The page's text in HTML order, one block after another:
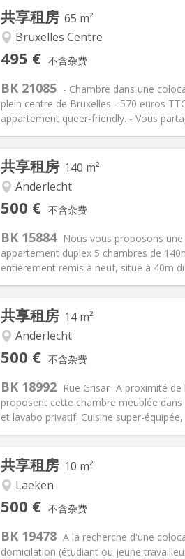
共享租房 65 m²
Bruxelles Centre
495 € 不含杂费
BK 21085 - Chambre dans une
plein centre de Bruxelles - 570 euros
appartement queer-friendly. - Vous
布局
浴室:共用
面积:65 m2
共享租房 140 m²
Anderlecht
500 € 不含杂费
BK 15884 Nous vous proposons
appartement duplex 5 chambres de
entièrement remis à neuf, situé à 40m
布局
浴室:共用
面积:140 m2
共享租房 14 m²
Anderlecht
500 € 不含杂费
BK 18992 Rue Grisar- A proximité
proposent cette chambre meublée
et lavabo privatif. Cuisine super-
布局
浴室:独立
面积:14 m2
共享租房 10 m²
Laeken
500 € 不含杂费
BK 19478 A la recherche d'une
domicilation (étudiant ou jeune
浴室:共用
面积:10 m2